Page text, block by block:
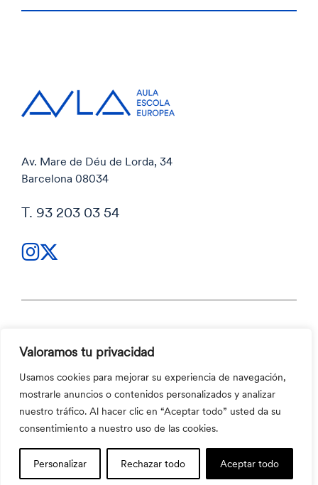
Valoramos tu privacidad
Usamos cookies para mejorar su experiencia de navegación,
mostrarle anuncios o contenidos personalizados y analizar
nuestro tráfico. Al hacer clic en “Aceptar todo” usted da su
consentimiento a nuestro uso de las cookies.
Personalizar Rechazar todo Aceptar todo
Av. Mare de Déu de Lorda, 34
Barcelona 08034
T. 93 203 03 54
Política de privacidad
Código ético y Canal ético
Política de cookies
Código ético y Canal ético
©2026 Aula Escola Europea